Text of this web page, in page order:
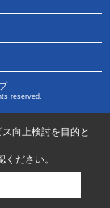
reserved.
向上検討を目的と
ください。